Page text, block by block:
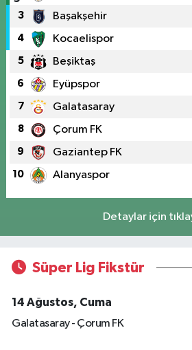
3 Başakşehir
4 Kocaelispor
5 Beşiktaş
6 Eyüpspor
7 Galatasaray
8 Çorum FK
9 Gaziantep FK
10 Alanyaspor
Detaylar için
Süper Lig Fikstür
14 Ağustos, Cuma
Galatasaray - Çorum FK